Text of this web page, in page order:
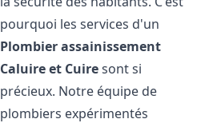
pourquoi les services d'un
Plombier assainissement
Caluire et Cuiresont si
précieux. Notre équipe de
plombiers expérimentés